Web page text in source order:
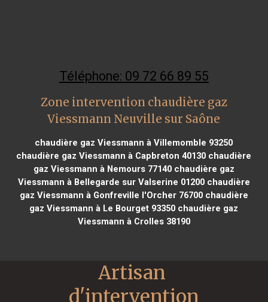
Téléphone: 09 72 66 89 55
Zone intervention chaudière gaz
Viessmann Neuville sur Saône
chaudière gaz Viessmann à Villemomble 93250
chaudière gaz Viessmann à Capbreton 40130 chaudière
gaz Viessmann à Nemours 77140chaudière gaz
Viessmann à Bellegarde sur Valserine 01200chaudière
gaz Viessmann à Gonfreville l'Orcher 76700chaudière
gaz Viessmann à Le Bourget 93350 chaudière gaz
Viessmann à Crolles 38190
Artisan
d'intervention